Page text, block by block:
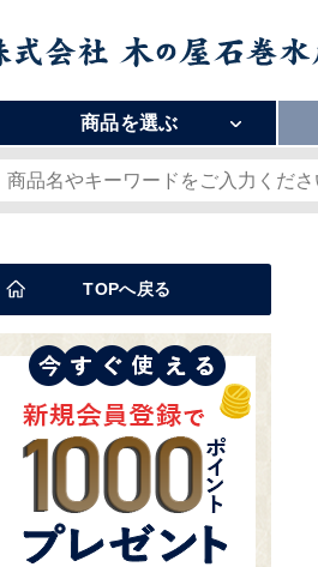
商品を選ぶ
TOPへ戻る